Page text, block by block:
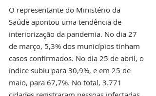
O representante do Ministério da
Saúde apontou uma tendência de
interiorização da pandemia. No dia 27
de março, 5,3% dos municípios tinham
casos confirmados. No dia 25 de abril, o
índice subiu para 30,9%, e em 25 de
maio, para 67,7%. No total, 3.771